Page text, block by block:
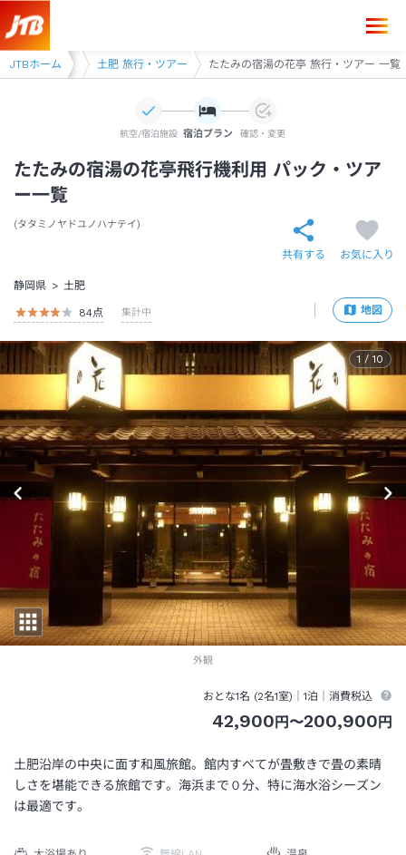
JTBホーム
旅行・ツアー 土肥 旅行・ツアー たたみの宿湯の花亭 旅行・ツアー 一覧
航空/宿泊施設 宿泊プラン 確認・変更
たたみの宿湯の花亭飛行機利用 パック・ツア
ー一覧
タタミノヤドユノハナテイ
共有する お気に入り
静岡県
土肥
地図
84点 集計中
1 /10
外観
土肥沿岸の中央に面す和風旅館。館内すべてが畳敷きで畳の素晴
しさを堪能できる旅館です。海浜まで０分、特に海水浴シーズン
は最適です。
おとな1名 (2名1室)｜1泊 ｜消費税込
42,900円〜200,900円